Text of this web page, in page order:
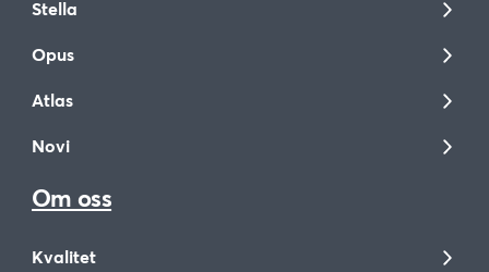
Stella
Opus
Atlas
Novi
Om oss
Kvalitet